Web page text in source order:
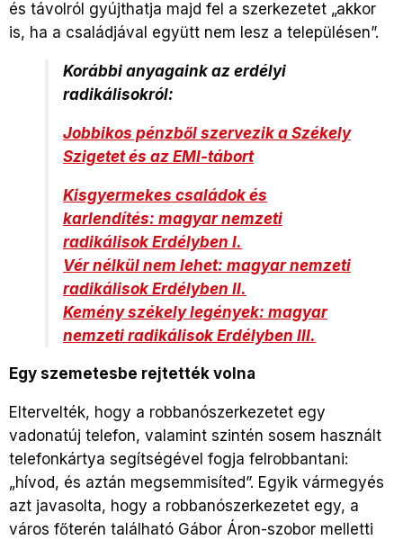
és távolról gyújthatja majd fel a szerkezetet „akkor
is, ha a családjával együtt nem lesz a településen”.
Korábbi anyagaink az erdélyi
radikálisokról:
Jobbikos pénzből szervezik a Székely
Szigetet és az EMI-tábort
Kisgyermekes családok és
karlendítés: magyar nemzeti
radikálisok Erdélyben I.
Vér nélkül nem lehet: magyar nemzeti
radikálisok Erdélyben II.
Kemény székely legények: magyar
nemzeti radikálisok Erdélyben III.
Egy szemetesbe rejtették volna
Eltervelték, hogy a robbanószerkezetet egy
vadonatúj telefon, valamint szintén sosem használt
telefonkártya segítségével fogja felrobbantani:
„hívod, és aztán megsemmisíted”. Egyik vármegyés
azt javasolta, hogy a robbanószerkezetet egy, a
város főterén található Gábor Áron-szobor melletti